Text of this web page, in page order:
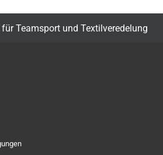
Teamsport und Textilveredelung